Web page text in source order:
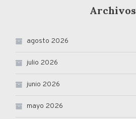
Archivos
agosto 2026
julio 2026
junio 2026
mayo 2026